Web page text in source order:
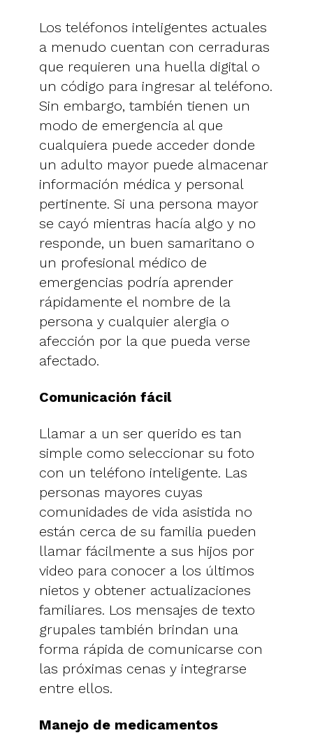
Los teléfonos inteligentes actuales
a menudo cuentan con cerraduras
que requieren una huella digital o
un código para ingresar al teléfono.
Sin embargo, también tienen un
modo de emergencia al que
cualquiera puede acceder donde
un adulto mayor puede almacenar
información médica y personal
pertinente. Si una persona mayor
se cayó mientras hacía algo y no
responde, un buen samaritano o
un profesional médico de
emergencias podría aprender
rápidamente el nombre de la
persona y cualquier alergia o
afección por la que pueda verse
afectado.
Comunicación fácil
Llamar a un ser querido es tan
simple como seleccionar su foto
con un teléfono inteligente. Las
personas mayores cuyas
comunidades de vida asistida no
están cerca de su familia pueden
llamar fácilmente a sus hijos por
video para conocer a los últimos
nietos y obtener actualizaciones
familiares. Los mensajes de texto
grupales también brindan una
forma rápida de comunicarse con
las próximas cenas y integrarse
entre ellos.
Manejo de medicamentos